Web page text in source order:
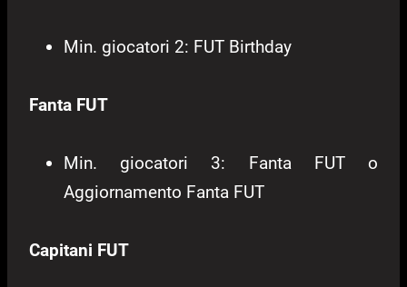
Min. giocatori 2: FUT Birthday
Fanta FUT
Min. giocatori 3: Fanta FUT o
Aggiornamento Fanta FUT
Capitani FUT